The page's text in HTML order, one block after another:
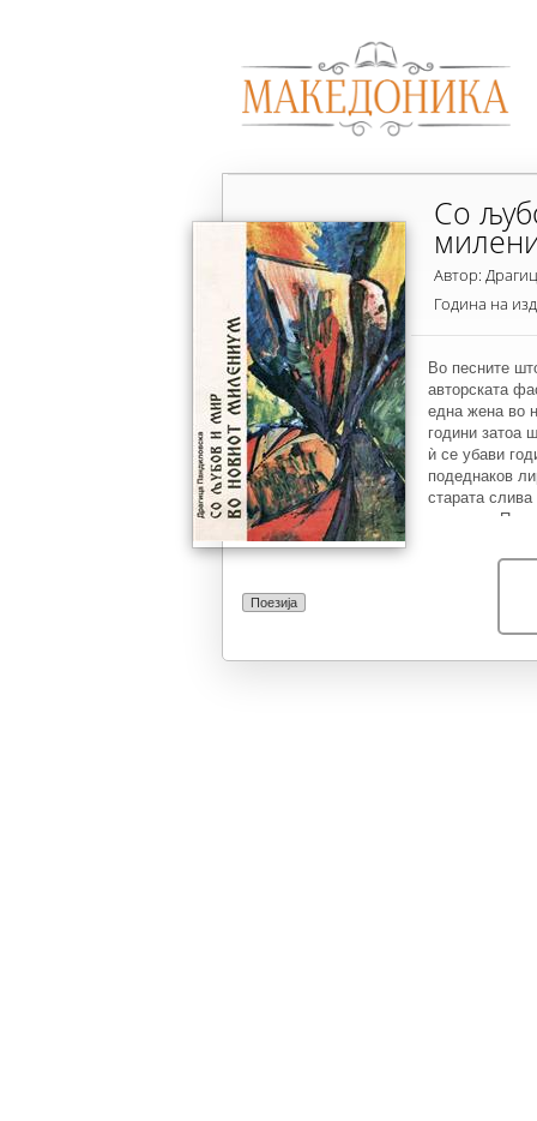
Поезија
Со
Автор:
Година на
Во песните
авторската
една жена во
години затоа
ѝ се убави
подеднаков
старата
големиот